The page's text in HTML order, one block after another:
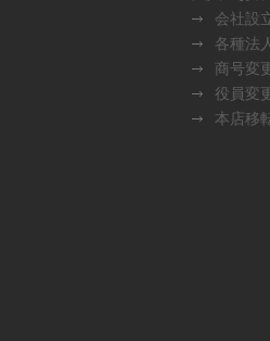
会社設
各種法
商号変
役員変
本店移